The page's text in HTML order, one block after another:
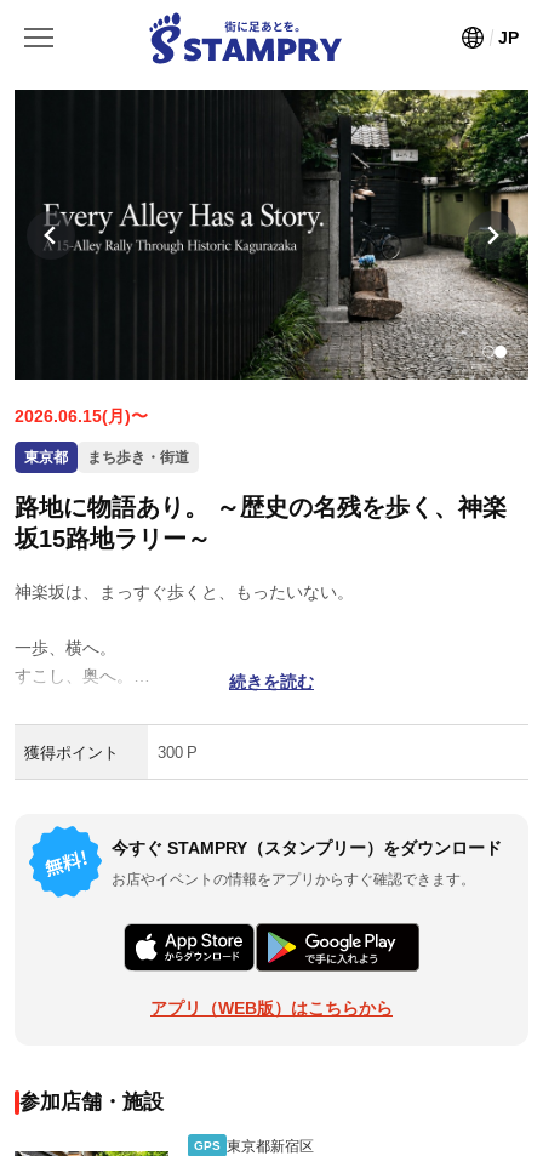
JP
2026.06.15(月)〜
東京都 まち歩き・街道
路地に物語あり。 ～歴史の名残を歩く、神楽
坂15路地ラリー～
神楽坂は、まっすぐ歩くと、もったいない。
一歩、横へ。
すこし、奥へ。
石畳、黒塀、細い路地に階段。
迷うのが楽しい。
そんな路地歩きへ、どうぞ。
続きを読む
獲得ポイント 300 P
今すぐ STAMPRY（スタンプリー）をダウンロード
お店やイベントの情報をアプリからすぐ確認できます。
アプリ（WEB版）はこちらから
参加店舗・施設
GPS 東京都新宿区